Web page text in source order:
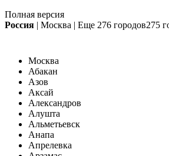
Полная версия
Россия | Москва | Еще 276 городов275
Москва
Абакан
Азов
Аксай
Александров
Алушта
Альметьевск
Анапа
Апрелевка